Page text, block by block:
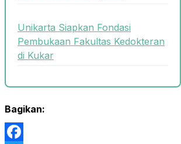
Unikarta Siapkan Fondasi
Pembukaan Fakultas Kedokteran
di Kukar
Bagikan: